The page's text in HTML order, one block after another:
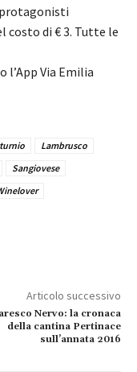
costo di € 3. Tutte le
l’App Via Emilia
Lambrusco
Sangiovese
Articolo successivo
Nervo: la cronaca
della cantina Pertinace
sull’annata 2016